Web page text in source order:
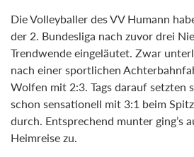
Die Volleyballer des VV Humann
der 2. Bundesliga nach zuvor drei
Trendwende eingeläutet. Zwar
nach einer sportlichen
Wolfen mit 2:3. Tags darauf setzten
schon sensationell mit 3:1 beim
durch. Entsprechend munter ging’s
Heimreise zu.